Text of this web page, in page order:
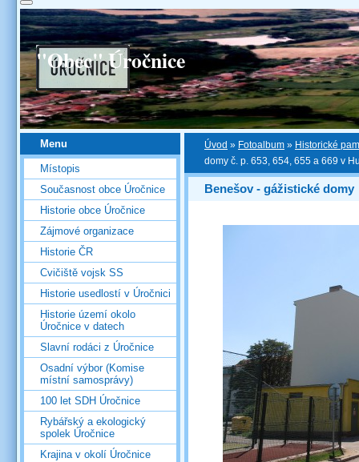
"Obec" Úročnice
Úvod » Fotoalbum » Historické
domy č. p. 653, 654, 655 a 669 v
Benešov - gážistické domy
Menu
Místopis
Současnost obce Úročnice
Historie obce Úročnice
Zájmové organizace
Historie ČR
Cvičiště vojsk SS
Historie usedlostí v Úročnici
Historie území okolo
Úročnice v datech
Slavní rodáci z Úročnice
Osadní výbor (Komise
místní samosprávy)
100 let SDH Úročnice
Rybářský a ekologický
spolek Úročnice
Krajina v okolí Úročnice